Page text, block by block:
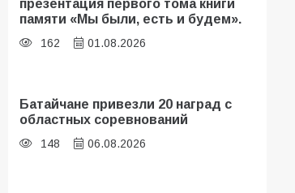
презентация первого тома книги
памяти «Мы были, есть и будем».
162 01.08.2026
Батайчане привезли 20 наград с
областных соревнований
148 06.08.2026